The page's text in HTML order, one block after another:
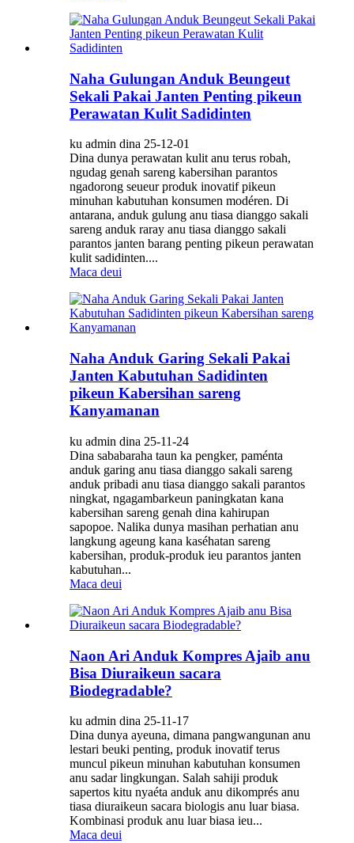
Naha Gulungan Anduk Beungeut
Sekali Pakai Janten Penting pikeun
Perawatan Kulit Sadidinten
ku admin dina 25-12-01
Dina dunya perawatan kulit anu terus robah,
ngudag genah sareng kabersihan parantos
ngadorong seueur produk inovatif pikeun
minuhan kabutuhan konsumen modéren. Di
antarana, anduk gulung anu tiasa dianggo sakali
sareng anduk raray anu tiasa dianggo sakali
parantos janten barang penting pikeun perawatan
kulit sadidinten....
Maca deui
Naha Anduk Garing Sekali Pakai
Janten Kabutuhan Sadidinten
pikeun Kabersihan sareng
Kanyamanan
ku admin dina 25-11-24
Dina sababaraha taun ka pengker, paménta
anduk garing anu tiasa dianggo sakali sareng
anduk pribadi anu tiasa dianggo sakali parantos
ningkat, ngagambarkeun paningkatan kana
kabersihan sareng genah dina kahirupan
sapopoe. Nalika dunya masihan perhatian anu
langkung ageung kana kaséhatan sareng
kabersihan, produk-produk ieu parantos janten
kabutuhan...
Maca deui
Naon Ari Anduk Kompres Ajaib anu
Bisa Diuraikeun sacara
Biodegradable?
ku admin dina 25-11-17
Dina dunya ayeuna, dimana pangwangunan anu
lestari beuki penting, produk inovatif terus
muncul pikeun minuhan kabutuhan konsumen
anu sadar lingkungan. Salah sahiji produk
sapertos kitu nyaéta anduk anu dikomprés anu
tiasa diuraikeun sacara biologis anu luar biasa.
Kombinasi produk anu luar biasa ieu...
Maca deui